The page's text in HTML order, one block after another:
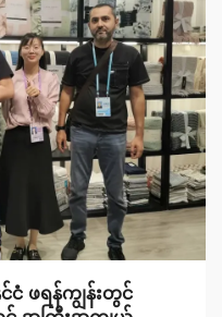
ငံ ဖရန်ကျွန်းတွင်